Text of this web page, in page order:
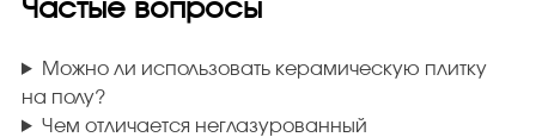
Частые вопросы
Можно ли использовать керамическую плитку
на полу?
Чем отличается неглазурованный